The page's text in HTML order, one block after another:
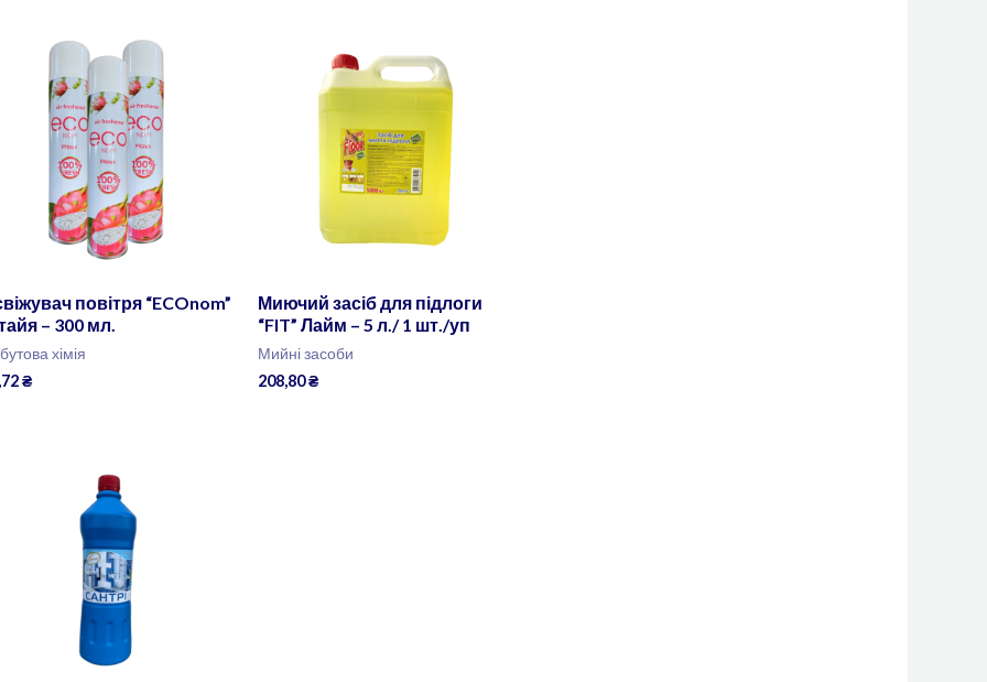
повітря “ECOnom”
– 300 мл.
хімія
₴
Миючий засіб для підлоги
“FIT” Лайм – 5 л./ 1 шт./уп
Мийні засоби
208,80₴